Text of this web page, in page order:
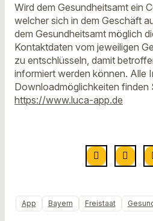
Wird dem Gesundheitsamt ein
welcher sich in dem Geschäft
dem Gesundheitsamt möglich
Kontaktdaten vom jeweiligen
zu entschlüsseln, damit
informiert werden können. Alle
Downloadmöglichkeiten finden
https://www.luca-app.de
App Bayern Freistaat